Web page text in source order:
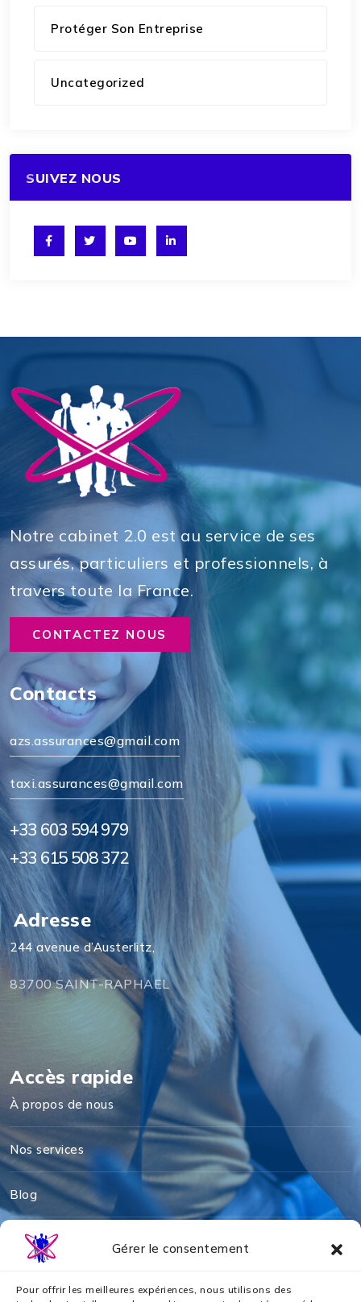
Gérer le consentement
Pour offrir les meilleures expériences, nous utilisons des
Protéger Son Entreprise
Uncategorized
SUIVEZ NOUS
Notre cabinet 2.0 est au service de ses
assurés, particuliers et professionnels, à
travers toute la France.
CONTACTEZ NOUS
Contacts
azs.assurances@gmail.com
taxi.assurances@gmail.com
+33 603 594 979
+33 615 508 372
Adresse
244 avenue d’Austerlitz,
83700 SAINT-RAPHAEL
Accès rapide
À propos de nous
Nos services
Blog
Mentions légales
Politique de cookies